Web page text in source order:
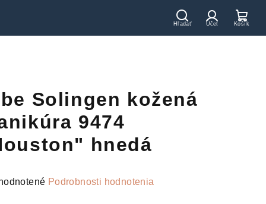
Hľadať
Solingen kožená
9474
hnedá
Podrobnosti hodnotenia